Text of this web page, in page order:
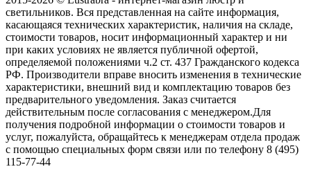
светильников. Вся представленная на сайте информация,
касающаяся технических характеристик, наличия на складе,
стоимости товаров, носит информационный характер и ни
при каких условиях не является публичной офертой,
определяемой положениями ч.2 ст. 437 Гражданского кодекса
РФ. Производители вправе вносить изменения в технические
характеристики, внешний вид и комплектацию товаров без
предварительного уведомления. Заказ считается
действительным после согласования с менеджером.Для
получения подробной информации о стоимости товаров и
услуг, пожалуйста, обращайтесь к менеджерам отдела продаж
с помощью специальных форм связи или по телефону 8 (495)
115-77-44